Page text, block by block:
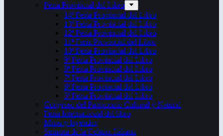
Feria Provincial del Libro
14ª Feria Provincial del Libro
13ª Feria Provincial del Libro
12ª Feria Provincial del Libro
11ª Feria Provincial del Libro
10ª Feria Provincial del Libro
9ª Feria Provincial del Libro
8ª Feria Provincial del Libro
7ª Feria Provincial del Libro
6ª Feria Provincial del Libro
5ª Feria Provincial del Libro
Congreso del Patrimonio Cultural y Natural
Feria Internacional del libro
Mitos y leyendas
Semana de la Cultura Italiana